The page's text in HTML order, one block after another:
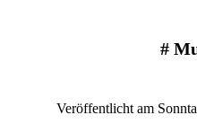
#
Veröffentlicht am